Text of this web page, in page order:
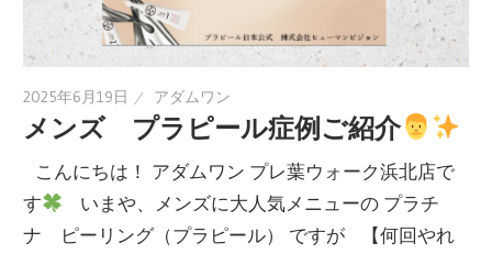
2025年6月19日 アダムワン
メンズ プラピール症例ご紹介
こんにちは！ アダムワン プレ葉ウォーク浜北店で
す
いまや、メンズに大人気メニューの プラチ
ナ ピーリング（プラピール） ですが 【何回やれ